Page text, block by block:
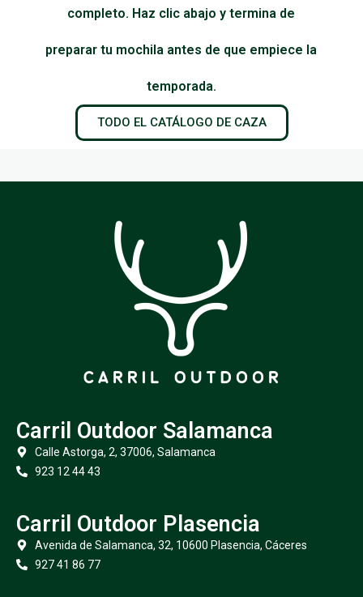
completo. Haz clic abajo y termina de
preparar tu mochila antes de que empiece la
temporada.
TODO EL CATÁLOGO DE CAZA
Carril Outdoor Salamanca
Calle Astorga, 2, 37006, Salamanca
923 12 44 43
Carril Outdoor Plasencia
Avenida de Salamanca, 32, 10600 Plasencia, Cáceres
927 41 86 77